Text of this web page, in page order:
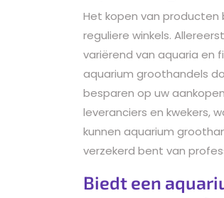
Het kopen van
reguliere winkels.
variërend van aquaria en
aquarium groothandels
besparen op uw
leveranciers en kwekers,
kunnen aquarium
verzekerd bent van
Biedt een